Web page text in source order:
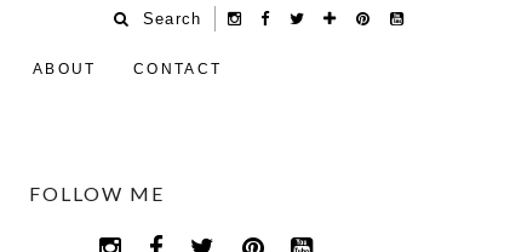
Search
ABOUT CONTACT
FOLLOW ME